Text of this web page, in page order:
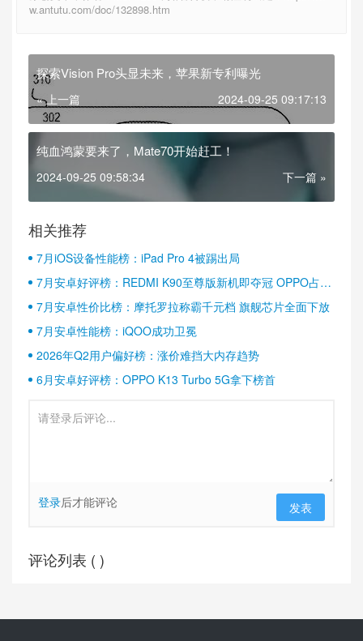
w.antutu.com/doc/132898.htm
探索Vision Pro头显未来，苹果新专利曝光
« 上一篇 2024-09-25 09:17:13
纯血鸿蒙要来了，Mate70开始赶工！
2024-09-25 09:58:34 下一篇 »
相关推荐
7月iOS设备性能榜：iPad Pro 4被踢出局
7月安卓好评榜：REDMI K90至尊版新机即夺冠 OPPO占据
半壁江山
7月安卓性价比榜：摩托罗拉称霸千元档 旗舰芯片全面下放
7月安卓性能榜：iQOO成功卫冕
2026年Q2用户偏好榜：涨价难挡大内存趋势
6月安卓好评榜：OPPO K13 Turbo 5G拿下榜首
登录后才能评论 发表
评论列表 ( )